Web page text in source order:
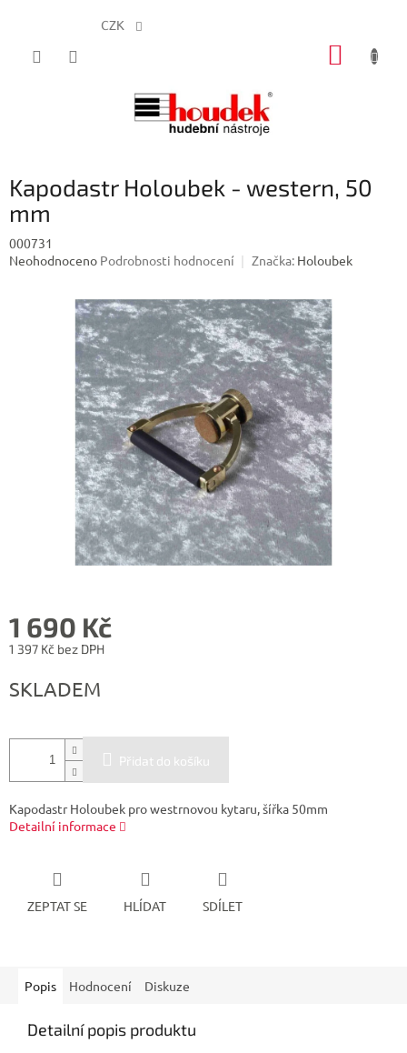
CZK
Kapodastr Holoubek - western, 50
mm
000731
Průměrné
Neohodnoceno Podrobnosti hodnocení Značka: Holoubek
1 690 Kč
1 397 Kč bez DPH
cena:
SKLADEM
Přidat do košíku
Kapodastr Holoubek pro westrnovou kytaru, šířka 50mm
Detailní informace
ZEPTAT SE HLÍDAT SDÍLET
Popis Hodnocení Diskuze
Detailní popis produktu